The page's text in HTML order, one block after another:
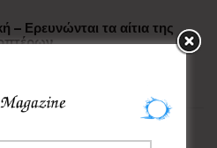
– Ερευνώνται τα αίτια της